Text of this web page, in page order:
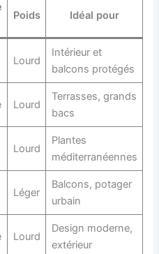
Poids Idéal pour
Lourd
Intérieur et
balcons protégés
Lourd
Terrasses, grands
bacs
Lourd
Plantes
méditerranéennes
Léger
Balcons, potager
urbain
Lourd
Design moderne,
extérieur